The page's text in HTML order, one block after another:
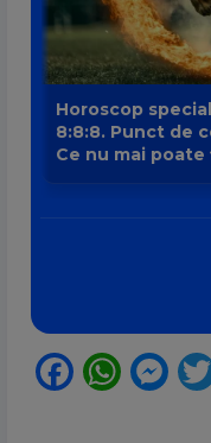
Horoscop
8:8:8. Punct de
Ce nu mai